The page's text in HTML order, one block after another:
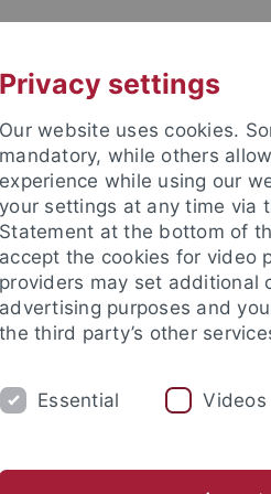
TEACHING CORE
Privacy settings
Our website uses cookies.
mandatory, while others
experience while using our
your settings at any time via
Statement at the bottom of
accept the cookies for video
providers may set additional
advertising purposes and
the third party’s other
Essential Videos